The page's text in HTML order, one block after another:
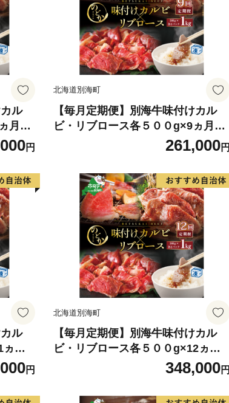
ル
月
ど
円
北海道別海町
【毎月定期便】別海牛味付けカル
ビ・リブロース各５００g×9ヵ月
【NDM090094】（串あげ処のど
261,000円
ル
ヵ月
ど
円
北海道別海町
【毎月定期便】別海牛味付けカル
ビ・リブロース各５００g×12ヵ月
【NDM120094】（串あげ処のど
348,000円